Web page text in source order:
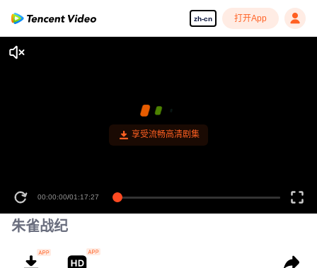
zh-cn 打开App
享受流畅高清剧集
00:00:00/01:17:27
朱雀战纪